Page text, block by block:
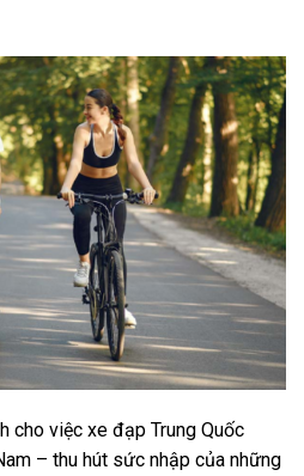
cho việc xe đạp Trung Quốc
– thu hút sức nhập của những